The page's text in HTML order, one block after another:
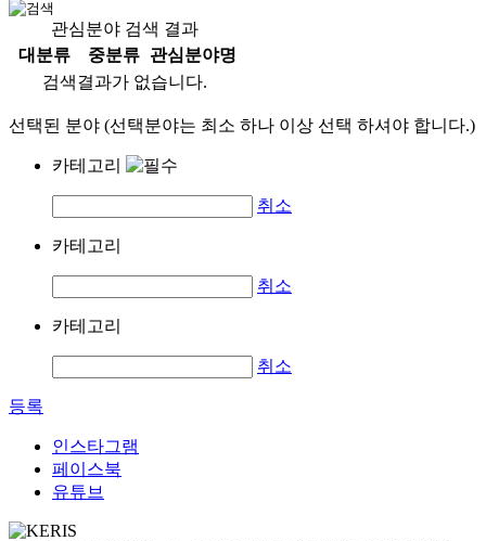
관심분야 검색 결과
대분류
중분류
관심분야명
검색결과가 없습니다.
선택된 분야 (선택분야는 최소 하나 이상 선택 하셔야 합니다.)
카테고리
취소
카테고리
취소
카테고리
취소
등록
인스타그램
페이스북
유튜브